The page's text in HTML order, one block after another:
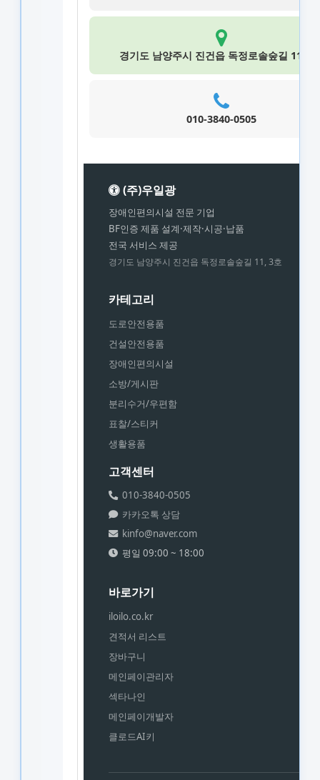
경기도 남양주시 진건읍 독정로솔숲길 11, 3
010-3840-0505
(주)우일광
장애인편의시설 전문 기업
BF인증 제품 설계·제작·시공·납품
전국 서비스 제공
경기도 남양주시 진건읍 독정로솔숲길 11, 3호
카테고리
도로안전용품
건설안전용품
장애인편의시설
소방/게시판
분리수거/우편함
표찰/스티커
생활용품
고객센터
010-3840-0505
카카오톡 상담
kinfo@naver.com
평일 09:00 ~ 18:00
바로가기
iloilo.co.kr
견적서 리스트
장바구니
메인페이관리자
섹타나인
메인페이개발자
클로드AI키